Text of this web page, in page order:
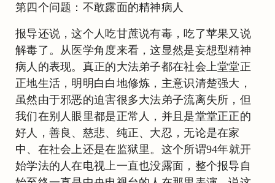
第四个问题：不敢露面的精神病人
报导还说，这个人吃甘蔗说有毒，吃了苹果又说
解毒了。从医学角度来看，这显然是妄想型精神
病人的表现。真正的大法弟子都在社会上堂堂正
正地生活，明明白白地修炼，主意识清楚强大，
虽然由于邪恶的迫害很多大法弟子流离失所，但
我们在别人眼里都是正常人，并且是堂堂正正的
好人，善良、慈悲、纯正、大忍，无论是在家
中、在社会上还是在监狱里。这个所谓94年就开
始学法的人在电视上一直也没露面，整个报导自